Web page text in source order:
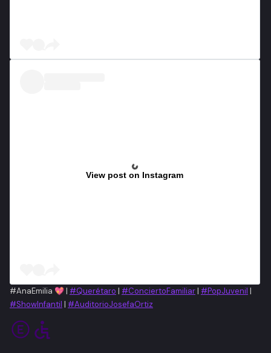
View post on Instagram
#AnaEmilia 💖 | #Querétaro | #ConciertoFamiliar| #PopJuvenil |
#ShowInfantil | #AuditorioJosefaOrtiz